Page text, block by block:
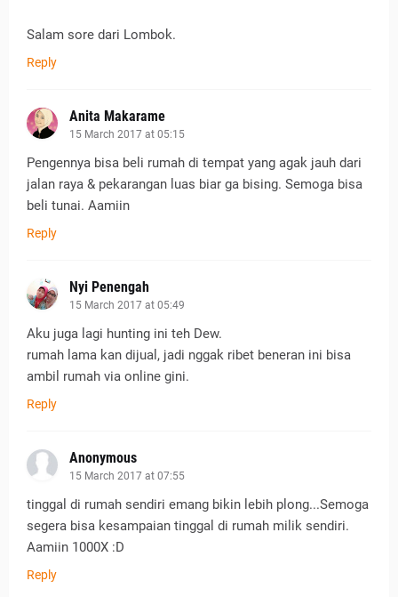
Salam sore dari Lombok.
Reply
Anita Makarame
15 March 2017 at 05:15
Pengennya bisa beli rumah di tempat yang agak jauh dari
jalan raya & pekarangan luas biar ga bising. Semoga bisa
beli tunai. Aamiin
Reply
Nyi Penengah
15 March 2017 at 05:49
Aku juga lagi hunting ini teh Dew.
rumah lama kan dijual, jadi nggak ribet beneran ini bisa
ambil rumah via online gini.
Reply
Anonymous
15 March 2017 at 07:55
tinggal di rumah sendiri emang bikin lebih plong...Semoga
segera bisa kesampaian tinggal di rumah milik sendiri.
Aamiin 1000X :D
Reply